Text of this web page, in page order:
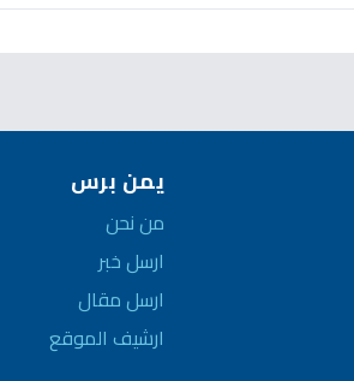
يمن برس
من نحن
ارسل خبر
ارسل مقال
ارشيف الموقع